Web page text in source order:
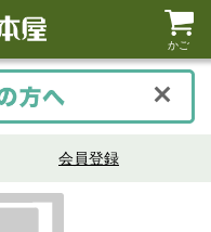
かご
会員登録